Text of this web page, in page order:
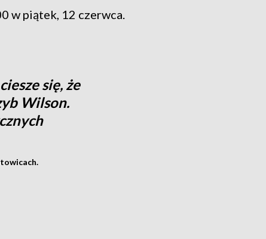
w piątek, 12 czerwca.
się, że
Wilson.